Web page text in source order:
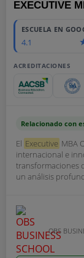
EXECUTIVE
ESCUELA EN
4.1
ACREDITACIONES
Relacionado con
El Executive MBA
internacional e
transformaciones
un análisis
OBS